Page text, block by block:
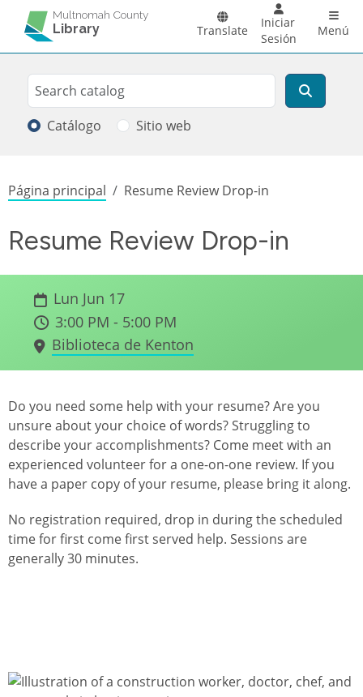
Pasar al contenido principal
Multnomah County
Library Translate
Iniciar
Sesión
Menú
Search
Buscar
Catálogo Sitio web
Sobrescribir enlaces de ayuda a la
Página principal Resume Review Drop-in
Resume Review Drop-in
Lun Jun 17
3:00 PM - 5:00 PM
Biblioteca de Kenton
Do you need some help with your resume? Are you
unsure about your choice of words? Struggling to
describe your accomplishments? Come meet with an
experienced volunteer for a one-on-one review. If you
have a paper copy of your resume, please bring it along.
No registration required, drop in during the scheduled
time for first come first served help. Sessions are
generally 30 minutes.